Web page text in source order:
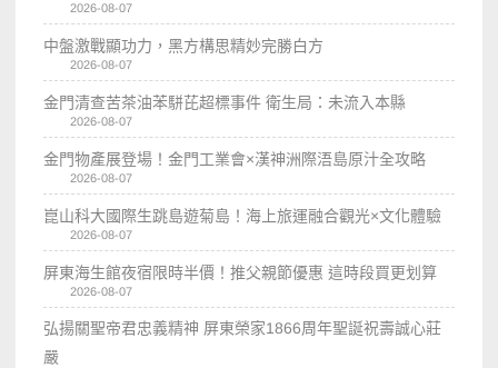
2026-08-07
中盤激戰顯功力，黑方構思精妙完勝白方
2026-08-07
金門清查苦茶油苯駢芘超標事件 衛生局：未流入本縣
2026-08-07
金門物產展登場！金門工業會×漢神洲際浯島原汁全攻略
2026-08-07
崑山科大國際生跳島遊菊島！海上旅運融合觀光×文化體驗
2026-08-07
屏東海生館夜宿限時半價！推父親節優惠 這時段買更划算
2026-08-07
弘揚關聖帝君忠義精神 屏東榮家1866周年聖誕祝壽誠心莊
嚴